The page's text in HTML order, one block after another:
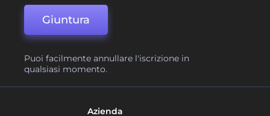
Giuntura
Puoi facilmente annullare l'iscrizione in
qualsiasi momento.
Azienda